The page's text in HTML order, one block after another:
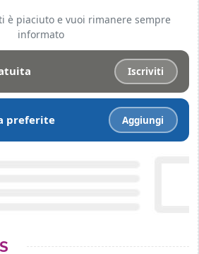
è piaciuto e vuoi rimanere sempre
informato
Iscriviti
preferite Aggiungi